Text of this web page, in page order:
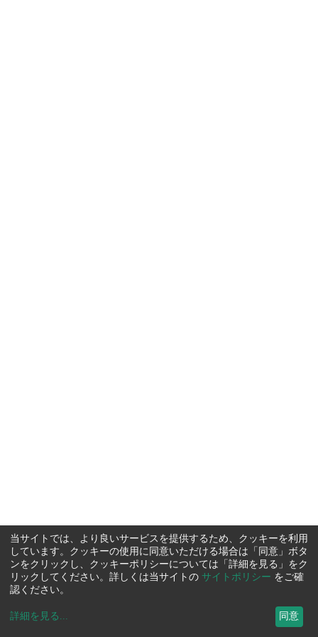
当サイトでは、より良いサービスを提供するため、クッキーを利用
しています。クッキーの使用に同意いただける場合は「同意」ボタ
ンをクリックし、クッキーポリシーについては「詳細を見る」をク
リックしてください。詳しくは当サイトの サイトポリシー をご確
認ください。
詳細を見る ... 同意